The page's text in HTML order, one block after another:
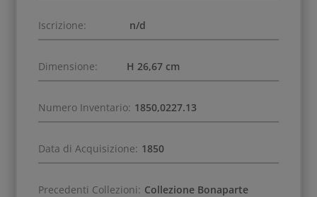
Iscrizione: n/d
Dimensione: H 26,67 cm
Numero Inventario: 1850,0227.13
Data di Acquisizione: 1850
Precedenti Collezioni: Collezione Bonaparte